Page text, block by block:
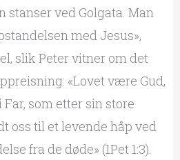
stanser ved Golgata. Man
med Jesus»,
slik Peter vitner om det
«Lovet være Gud,
som etter sin store
oss til et levende håp ved
fra de døde» (1Pet 1:3).